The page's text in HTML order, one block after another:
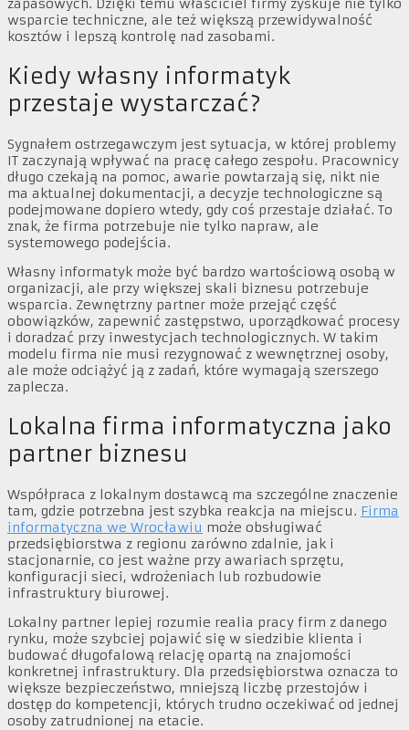
zapasowych. Dzięki temu właściciel firmy zyskuje nie tylko
wsparcie techniczne, ale też większą przewidywalność
kosztów i lepszą kontrolę nad zasobami.
Kiedy własny informatyk
przestaje wystarczać?
Sygnałem ostrzegawczym jest sytuacja, w której problemy
IT zaczynają wpływać na pracę całego zespołu. Pracownicy
długo czekają na pomoc, awarie powtarzają się, nikt nie
ma aktualnej dokumentacji, a decyzje technologiczne są
podejmowane dopiero wtedy, gdy coś przestaje działać. To
znak, że firma potrzebuje nie tylko napraw, ale
systemowego podejścia.
Własny informatyk może być bardzo wartościową osobą w
organizacji, ale przy większej skali biznesu potrzebuje
wsparcia. Zewnętrzny partner może przejąć część
obowiązków, zapewnić zastępstwo, uporządkować procesy
i doradzać przy inwestycjach technologicznych. W takim
modelu firma nie musi rezygnować z wewnętrznej osoby,
ale może odciążyć ją z zadań, które wymagają szerszego
zaplecza.
Lokalna firma informatyczna jako
partner biznesu
Współpraca z lokalnym dostawcą ma szczególne znaczenie
tam, gdzie potrzebna jest szybka reakcja na miejscu. Firma
informatyczna we Wrocławiu może obsługiwać
przedsiębiorstwa z regionu zarówno zdalnie, jak i
stacjonarnie, co jest ważne przy awariach sprzętu,
konfiguracji sieci, wdrożeniach lub rozbudowie
infrastruktury biurowej.
Lokalny partner lepiej rozumie realia pracy firm z danego
rynku, może szybciej pojawić się w siedzibie klienta i
budować długofalową relację opartą na znajomości
konkretnej infrastruktury. Dla przedsiębiorstwa oznacza to
większe bezpieczeństwo, mniejszą liczbę przestojów i
dostęp do kompetencji, których trudno oczekiwać od jednej
osoby zatrudnionej na etacie.